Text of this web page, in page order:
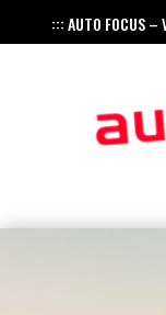
::: AUTO FOCUS
–